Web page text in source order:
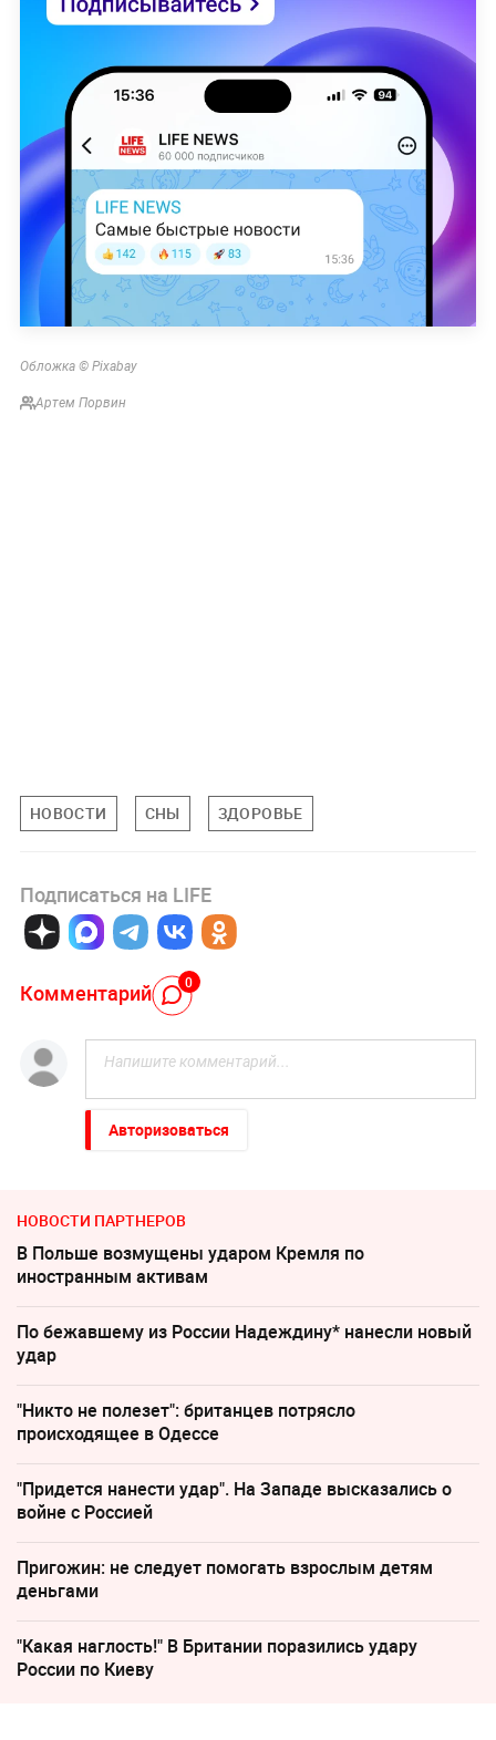
Обложка © Pixabay
Артем Порвин
НОВОСТИ СНЫ ЗДОРОВЬЕ
Подписаться на LIFE
Комментарий 0
Авторизоваться
НОВОСТИ ПАРТНЕРОВ
В Польше возмущены ударом Кремля по
иностранным активам
По бежавшему из России Надеждину* нанесли новый
удар
"Никто не полезет": британцев потрясло
происходящее в Одессе
"Придется нанести удар". На Западе высказались о
войне с Россией
Пригожин: не следует помогать взрослым детям
деньгами
"Какая наглость!" В Британии поразились удару
России по Киеву